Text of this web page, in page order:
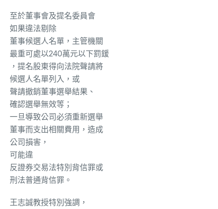
至於董事會及提名委員會
如果違法剔除
董事候選人名單 ， 主管機關
最重可處以240萬元以下罰鍰
， 提名股東得向法院聲請將
候選人名單列入 ，或
聲請撤銷董事選舉結果 、
確認選舉無效等；
一旦導致公司必須重新選舉
董事而支出相關費用，造成
公司損害，
可能違
反證券交易法特別背信罪或
刑法普通背信罪 。
王志誠教授特別強調，